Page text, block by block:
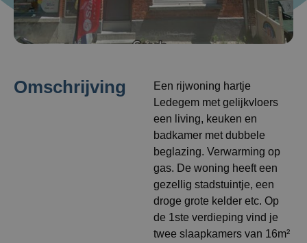
Omschrijving
Een rijwoning hartje
Ledegem met gelijkvloers
een living, keuken en
badkamer met dubbele
beglazing. Verwarming op
gas. De woning heeft een
gezellig stadstuintje, een
droge grote kelder etc. Op
de 1ste verdieping vind je
twee slaapkamers van 16m²